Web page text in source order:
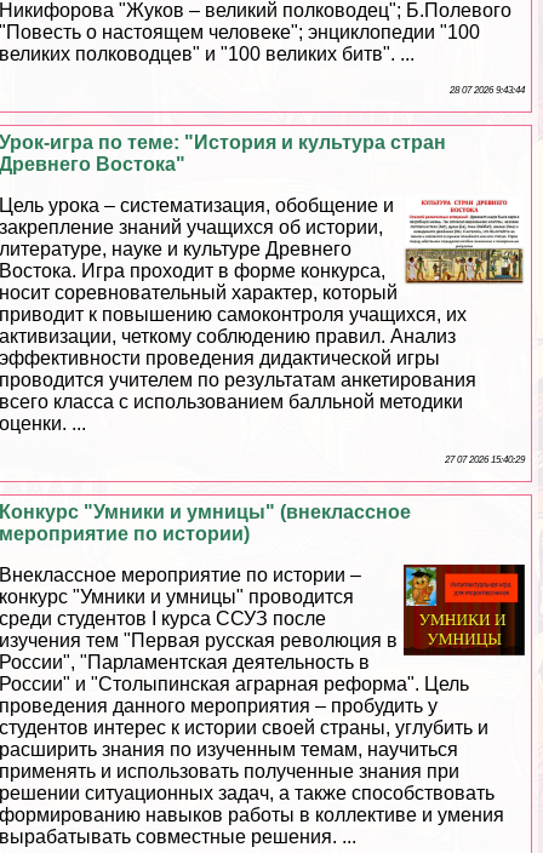
Никифорова "Жуков – великий полководец"; Б.Полевого
"Повесть о настоящем человеке"; энциклопедии "100
великих полководцев" и "100 великих битв". ...
28 07 2026 9:43:44
Урок-игра по теме: "История и культура стран
Древнего Востока"
Цель урока – систематизация, обобщение и
закрепление знаний учащихся об истории,
литературе, науке и культуре Древнего
Востока. Игра проходит в форме конкурса,
носит соревновательный хаpaктер, который
приводит к повышению самоконтроля учащихся, их
активизации, четкому соблюдению правил. Анализ
эффективности проведения дидактической игры
проводится учителем по результатам анкетирования
всего класса с использованием балльной методики
оценки. ...
27 07 2026 15:40:29
Конкурс "Умники и умницы" (внеклассное
мероприятие по истории)
Внеклассное мероприятие по истории –
конкурс "Умники и умницы" проводится
среди студентов I курса ССУЗ после
изучения тем "Первая русская революция в
России", "Парламентская деятельность в
России" и "Столыпинская аграрная реформа". Цель
проведения данного мероприятия – пробудить у
студентов интерес к истории своей страны, углубить и
расширить знания по изученным темам, научиться
применять и использовать полученные знания при
решении ситуационных задач, а также способствовать
формированию навыков работы в коллективе и умения
выpaбатывать совместные решения. ...